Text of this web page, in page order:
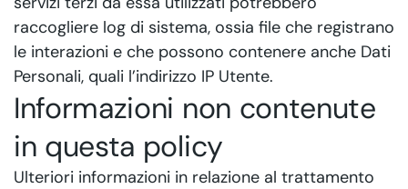
raccogliere log di sistema, ossia file che registrano
le interazioni e che possono contenere anche Dati
Personali, quali l’indirizzo IP Utente.
Informazioni non contenute
in questa policy
Ulteriori informazioni in relazione al trattamento